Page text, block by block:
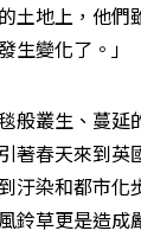
土地上，他們
生變化了。」
般叢生、蔓延
著春天來到英
汙染和都市化
鈴草更是造成